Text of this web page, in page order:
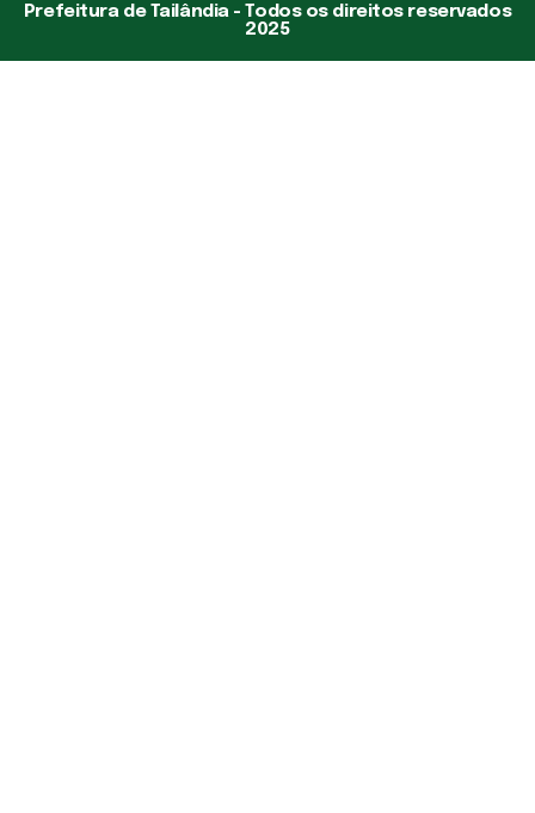
Prefeitura de Tailândia - Todos os direitos reservados
2025